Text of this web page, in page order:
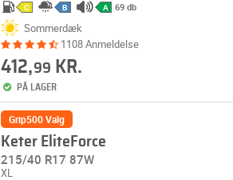
C B A 69 db
Sommerdæk
1108 Anmeldelse
412,99 KR.
PÅ LAGER
Grip500 Valg
Keter EliteForce
215/40 R17 87W
XL